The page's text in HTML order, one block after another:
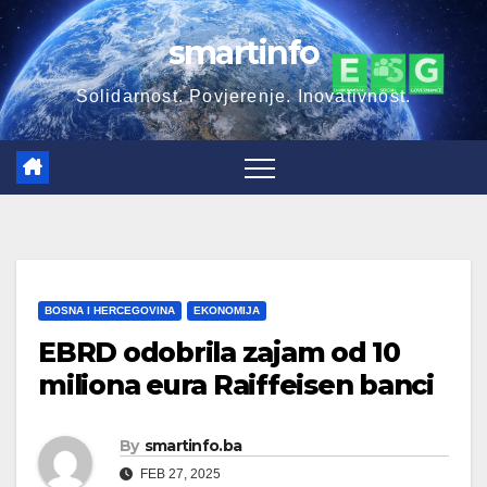
Skip
to
content
smartinfo
Solidarnost. Povjerenje. Inovativnost.
BOSNA I HERCEGOVINA EKONOMIJA
EBRD odobrila zajam od 10
miliona eura Raiffeisen banci
By smartinfo.ba
FEB 27, 2025